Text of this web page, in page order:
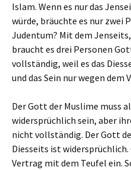
Islam. Wenn es nur das
würde, bräuchte es nur zwei
Judentum? Mit dem
braucht es drei Personen
vollständig, weil es das
und das Sein nur wegen dem
Der Gott der Muslime muss
widersprüchlich sein, aber
nicht vollständig. Der Gott
Diesseits ist
Vertrag mit dem Teufel ein.